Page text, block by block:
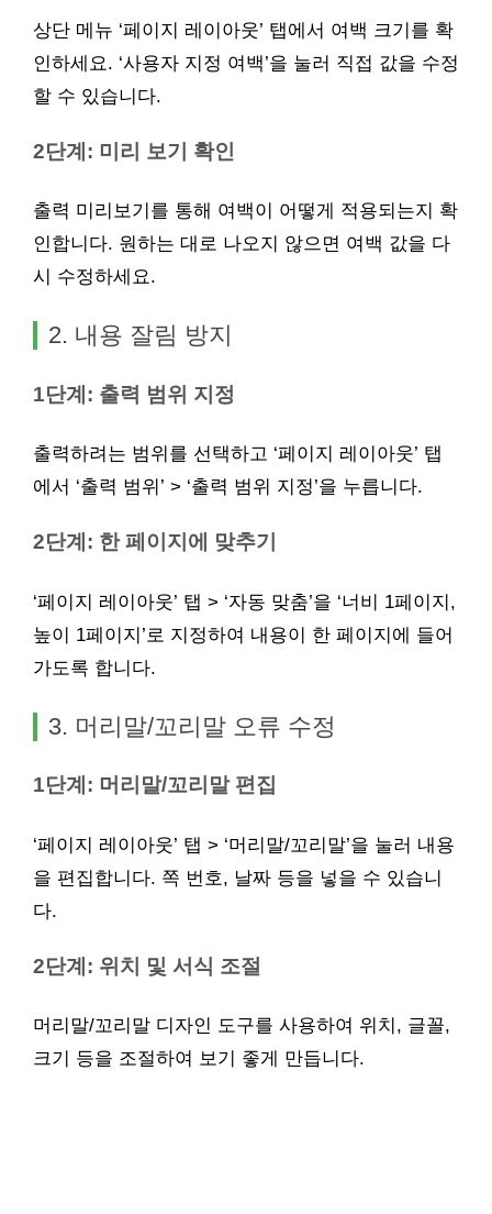
상단 메뉴 ‘페이지 레이아웃’ 탭에서 여백 크기를 확
인하세요. ‘사용자 지정 여백’을 눌러 직접 값을 수정
할 수 있습니다.
2단계: 미리 보기 확인
출력 미리보기를 통해 여백이 어떻게 적용되는지 확
인합니다. 원하는 대로 나오지 않으면 여백 값을 다
시 수정하세요.
2. 내용 잘림 방지
1단계: 출력 범위 지정
출력하려는 범위를 선택하고 ‘페이지 레이아웃’ 탭
에서 ‘출력 범위’ > ‘출력 범위 지정’을 누릅니다.
2단계: 한 페이지에 맞추기
‘페이지 레이아웃’ 탭 > ‘자동 맞춤’을 ‘너비 1페이지,
높이 1페이지’로 지정하여 내용이 한 페이지에 들어
가도록 합니다.
3. 머리말/꼬리말 오류 수정
1단계: 머리말/꼬리말 편집
‘페이지 레이아웃’ 탭 > ‘머리말/꼬리말’을 눌러 내용
을 편집합니다. 쪽 번호, 날짜 등을 넣을 수 있습니
다.
2단계: 위치 및 서식 조절
머리말/꼬리말 디자인 도구를 사용하여 위치, 글꼴,
크기 등을 조절하여 보기 좋게 만듭니다.